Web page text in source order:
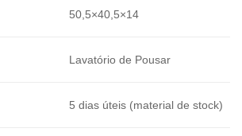
50,5×40,5×14
Lavatório de Pousar
5 dias úteis (material de stock)